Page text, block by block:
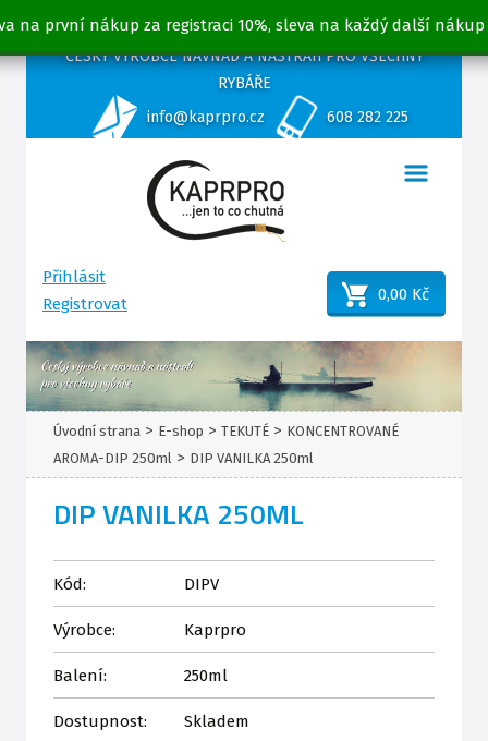
na první nákup za registraci 10%, sleva na každý další nákup
ČESKÝ VÝROBCE NÁVNAD A NÁSTRAH PRO VŠECHNY
RYBÁŘE
info@kaprpro.cz
608 282 225
Přihlásit
Registrovat
0,00 Kč
Úvodní strana > E-shop > TEKUTÉ > KONCENTROVANÉ
AROMA-DIP 250ml > DIP VANILKA 250ml
DIP VANILKA 250ML
Kód: DIPV
Výrobce: Kaprpro
Balení: 250ml
Dostupnost: Skladem